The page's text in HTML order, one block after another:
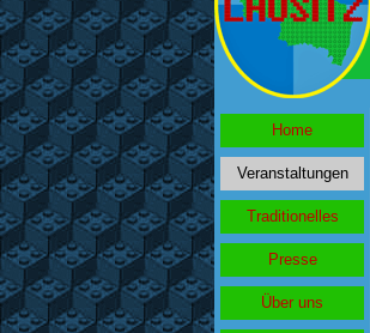
Home
Veranstaltungen
Traditionelles
Presse
Über uns